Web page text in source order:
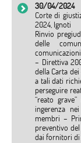
30/04/2024
Corte di
2024, Ignoti
Rinvio
delle
– Direttiva
della Carta
a tali dati
perseguire
“reato
ingerenza
membri –
preventivo
dai fornitori di